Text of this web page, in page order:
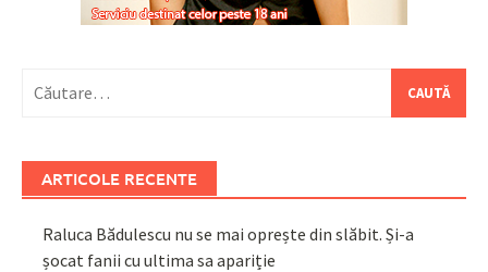
după:
ARTICOLE RECENTE
Raluca Bădulescu nu se mai oprește din slăbit. Și-a
șocat fanii cu ultima sa apariție